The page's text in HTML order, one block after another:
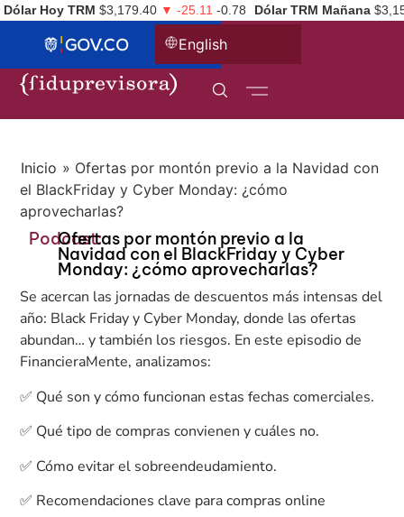
Dólar Hoy TRM $3,179.40 ▼ -25.11 -0.78 Dólar TRM Mañana
English
Inicio » Ofertas por montón previo a la Navidad con
el BlackFriday y Cyber Monday: ¿cómo
aprovecharlas?
Podcast:
Ofertas por montón previo a la
Navidad con el BlackFriday y Cyber
Monday: ¿cómo aprovecharlas?
Se acercan las jornadas de descuentos más intensas del
año: Black Friday y Cyber Monday, donde las ofertas
abundan… y también los riesgos. En este episodio de
FinancieraMente, analizamos:
✅ Qué son y cómo funcionan estas fechas comerciales.
✅ Qué tipo de compras convienen y cuáles no.
✅ Cómo evitar el sobreendeudamiento.
✅ Recomendaciones clave para compras online